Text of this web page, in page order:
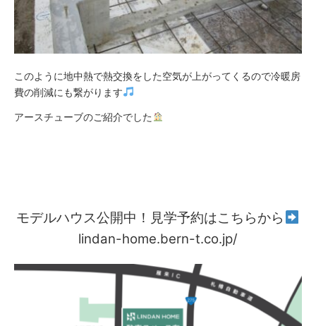
このように地中熱で熱交換をした空気が上がってくるので冷暖房
費の削減にも繋がります
アースチューブのご紹介でした
モデルハウス公開中！見学予約はこちらから
lindan-home.bern-t.co.jp/